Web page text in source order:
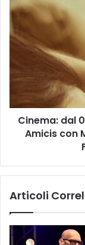
m
t
“
e
C
n
e
a
a
i
a
Cinema: dal
Amicis con
Articoli